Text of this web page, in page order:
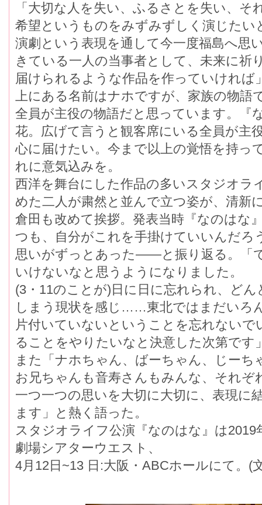
「大切な人を失い、ふるさとを失い、
希望というものをみずみずしく演じたい
演劇という表現を通して今一度福島へ思
きている一人の当事者として、未来に祈
届けられるような作品を作っていければ
上にある名前はナホですが、家族の物語
全員が主役の物語だと思っています。『
花。広げて言うと観客席にいる全員が主
心に届けたい。今まで以上の覚悟を持っ
れに意気込みを。
西洋を舞台にした作品の多いスタジオラ
めた二人が粛然と並んで立つ姿が、清新
倉田も改めて挨拶。発表当時『なのはな
つも、自分がこれを手掛けていいんだろ
思いがずっとあった――と振り返る。「
いけないなと思うようになりました。
(3・11のことが)日に日に忘れられ、ど
しまう現状を感じ……東北ではまだいろ
片付いていないということを忘れないで
ることをやりたいなと決意した次第です
また「ナホちゃん、ばーちゃん、じー
お兄ちゃんも音寿さんもみんな、それぞ
一つ一つの思いを大切に大切に、表現に
ます」と熱く語った。
スタジオライフ公演『なのはな』は2019
劇場シアターウエスト、
4月12日~13 日:大阪・ABCホールにて。(